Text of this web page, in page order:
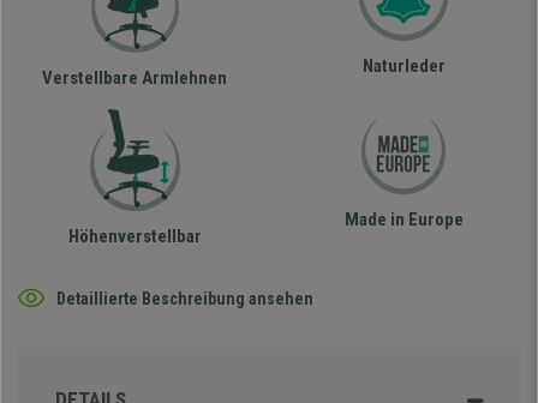
Verstellbare Armlehnen
Naturleder
Höhenverstellbar
Made in Europe
Detaillierte Beschreibung ansehen